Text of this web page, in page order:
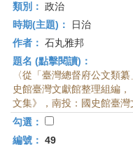
類別： 政治
時期(主題)：
日治
作者： 石丸雅邦
題名 (點擊閱讀)：
〈從「臺灣總督府公文類
史館臺灣文獻館整理組編
文集》，南投：國史館臺灣
勾選：
編號： 49